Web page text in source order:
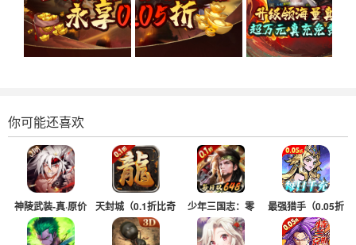
你可能还喜欢
神陵武装-真·原价
0.1折
天封城（0.1折比奇
老兵）
少年三国志：零
（0.1折版）
最强猎手（0.05折
黑悟空送千充）